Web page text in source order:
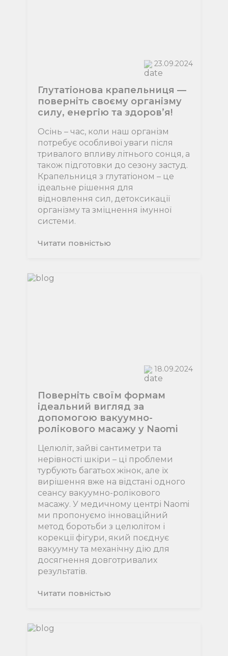
23.09.2024
Глутатіонова крапельниця —
поверніть своєму організму
силу, енергію та здоров’я!
Осінь – час, коли наш організм
потребує особливої уваги після
тривалого впливу літнього сонця, а
також підготовки до сезону застуд.
Крапельниця з глутатіоном – це
ідеальне рішення для
відновлення сил, детоксикації
організму та зміцнення імунної
системи.
Читати повнiстью
18.09.2024
Поверніть своїм формам
ідеальний вигляд за
допомогою вакуумно-
ролікового масажу у Naomi
Целюліт, зайві сантиметри та
нерівності шкіри – ці проблеми
турбують багатьох жінок, але їх
вирішення вже на відстані одного
сеансу вакуумно-ролікового
масажу. У медичному центрі Naomi
ми пропонуємо інноваційний
метод боротьби з целюлітом і
корекції фігури, який поєднує
вакуумну та механічну дію для
досягнення довготривалих
результатів.
Читати повнiстью